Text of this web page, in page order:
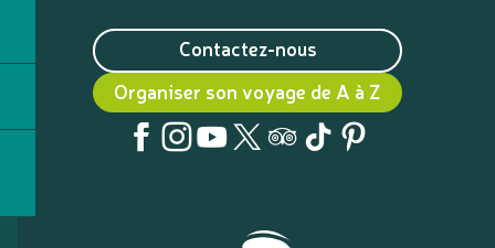
Contactez-nous
Organiser son voyage de A à Z